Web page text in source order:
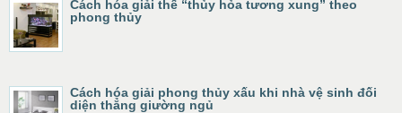
Cách hóa giải thế “thủy hỏa tương xung” theo
phong thủy
Cách hóa giải phong thủy xấu khi nhà vệ sinh đối
diện thẳng giường ngủ